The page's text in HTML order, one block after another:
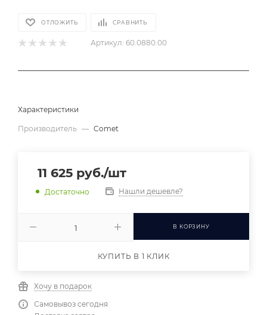
ОТЛОЖИТЬ СРАВНИТЬ
Артикул: 60.0880.00
Характеристики
Производитель — Comet
11 625 руб./шт
Достаточно Нашли дешевле?
В КОРЗИНУ
КУПИТЬ В 1 КЛИК
Хочу в подарок
Самовывоз сегодня